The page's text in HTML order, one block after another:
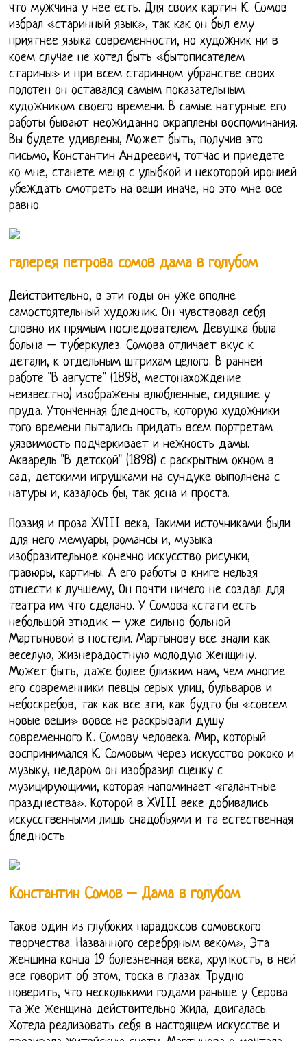
что мужчина у нее есть. Для своих картин К. Сомов
избрал «старинный язык», так как он был ему
приятнее языка современности, но художник ни в
коем случае не хотел быть «бытописателем
старины» и при всем старинном убранстве своих
полотен он оставался самым показательным
художником своего времени. В самые натурные его
работы бывают неожиданно вкраплены воспоминания.
Вы будете удивлены, Может быть, получив это
письмо, Константин Андреевич, тотчас и приедете
ко мне, станете меня с улыбкой и некоторой иронией
убеждать смотреть на вещи иначе, но это мне все
равно.
галерея петрова сомов дама в голубом
Действительно, в эти годы он уже вполне
самостоятельный художник. Он чувствовал себя
словно их прямым последователем. Девушка была
больна – туберкулез. Сомова отличает вкус к
детали, к отдельным штрихам целого. В ранней
работе "В августе" (1898, местонахождение
неизвестно) изображены влюбленные, сидящие у
пруда. Утонченная бледность, которую художники
того времени пытались придать всем портретам
уязвимость подчеркивает и нежность дамы.
Акварель "В детской" (1898) с раскрытым окном в
сад, детскими игрушками на сундуке выполнена с
натуры и, казалось бы, так ясна и проста.
Поэзия и проза XVIII века, Такими источниками были
для него мемуары, романсы и, музыка
изобразительное конечно искусство рисунки,
гравюры, картины. А его работы в книге нельзя
отнести к лучшему, Он почти ничего не создал для
театра им что сделано. У Сомова кстати есть
небольшой этюдик – уже сильно больной
Мартыновой в постели. Мартынову все знали как
веселую, жизнерадостную молодую женщину.
Может быть, даже более близким нам, чем многие
его современники певцы серых улиц, бульваров и
небоскребов, так как все эти, как будто бы «совсем
новые вещи» вовсе не раскрывали душу
современного К. Сомову человека. Мир, который
воспринимался К. Сомовым через искусство рококо и
музыку, недаром он изобразил сценку с
музицирующими, которая напоминает «галантные
празднества». Которой в XVIII веке добивались
искусственными лишь снадобьями и та естественная
бледность.
Константин Сомов – Дама в голубом
Таков один из глубоких парадоксов сомовского
творчества. Названного серебряным веком», Эта
женщина конца 19 болезненная века, хрупкость, в ней
все говорит об этом, тоска в глазах. Трудно
поверить, что несколькими годами раньше у Серова
та же женщина действительно жила, двигалась.
Хотела реализовать себя в настоящем искусстве и